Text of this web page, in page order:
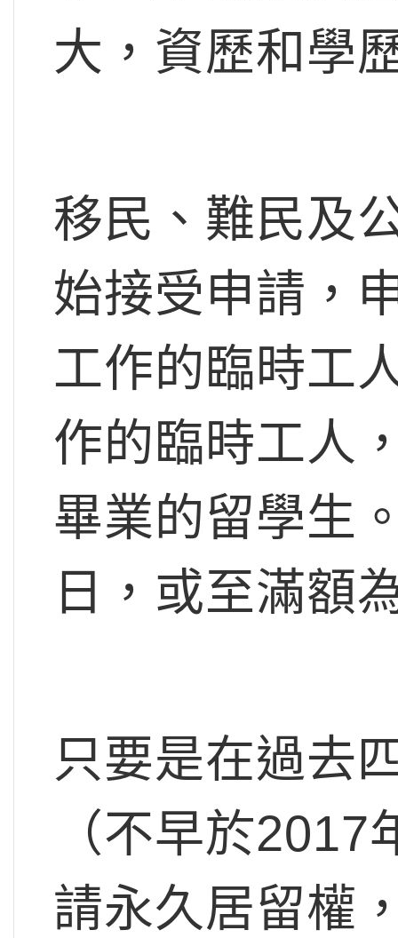
大，資歷和學
移民、難民及
始接受申請，
工作的臨時工
作的臨時工人
畢業的留學生
日 ，或至滿額
只要是在過去
（不早於
請永久居留權